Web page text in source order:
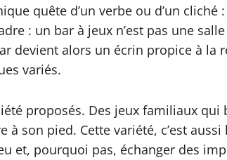
quête d’un verbe ou d’un
: un bar à jeux n’est pas une
devient alors un écrin propice à la
variés.
proposés. Des jeux familiaux
son pied. Cette variété, c’est
et, pourquoi pas, échanger des